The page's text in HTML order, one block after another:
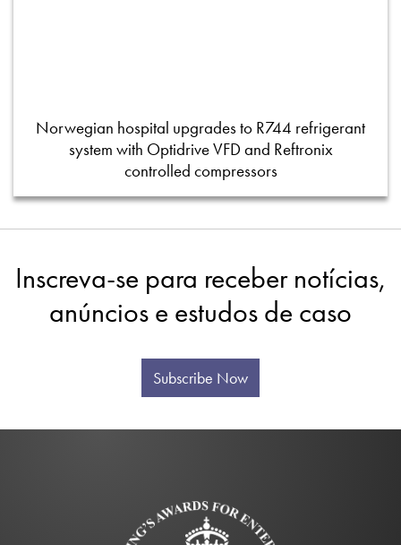
Norwegian hospital upgrades to R744 refrigerant
system with Optidrive VFD and Reftronix
controlled compressors
Inscreva-se para receber notícias,
anúncios e estudos de caso
Subscribe Now